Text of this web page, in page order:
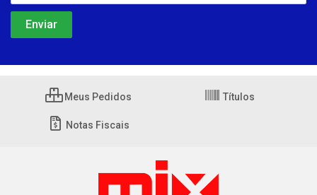
Meus Pedidos Títulos
Notas Fiscais